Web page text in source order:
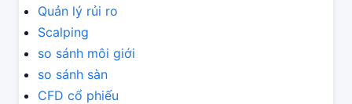
Quản lý rủi ro
Scalping
so sánh môi giới
so sánh sàn
CFD cổ phiếu